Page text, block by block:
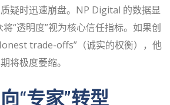
疑时迅速崩盘。NP Digital 的数据显
将“透明度”视为核心信任指标。如果创
trade-offs”（诚实的权衡），他
将极度萎缩。
“专家”转型